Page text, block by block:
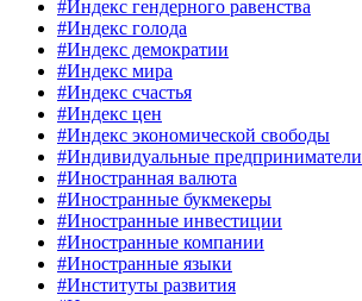
#Индекс гендерного равенства
#Индекс голода
#Индекс демократии
#Индекс мира
#Индекс счастья
#Индекс цен
#Индекс экономической свободы
#Индивидуальные предприниматели
#Иностранная валюта
#Иностранные букмекеры
#Иностранные инвестиции
#Иностранные компании
#Иностранные языки
#Институты развития